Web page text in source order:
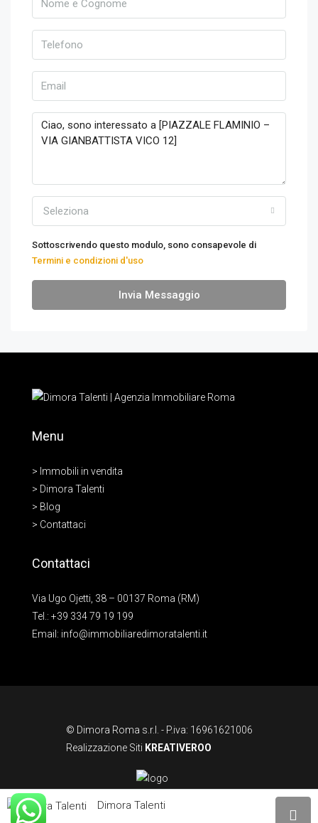
Seleziona
Sottoscrivendo questo modulo, sono consapevole di
Termini e condizioni d'uso
Invia Messaggio
Menu
> Immobili in vendita
> Dimora Talenti
> Blog
> Contattaci
Contattaci
Via Ugo Ojetti, 38 – 00137 Roma (RM)
Tel.: +39 334 79 19 199
Email: info@immobiliaredimoratalenti.it
© Dimora Roma s.r.l. - P.iva: 16961621006
Realizzazione Siti KREATIVEROO
Dimora Talenti